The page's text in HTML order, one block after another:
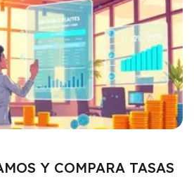
Y COMPARA TASAS